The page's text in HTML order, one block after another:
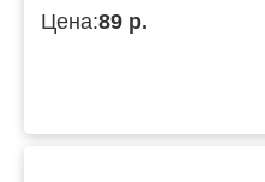
Цена:89 р.